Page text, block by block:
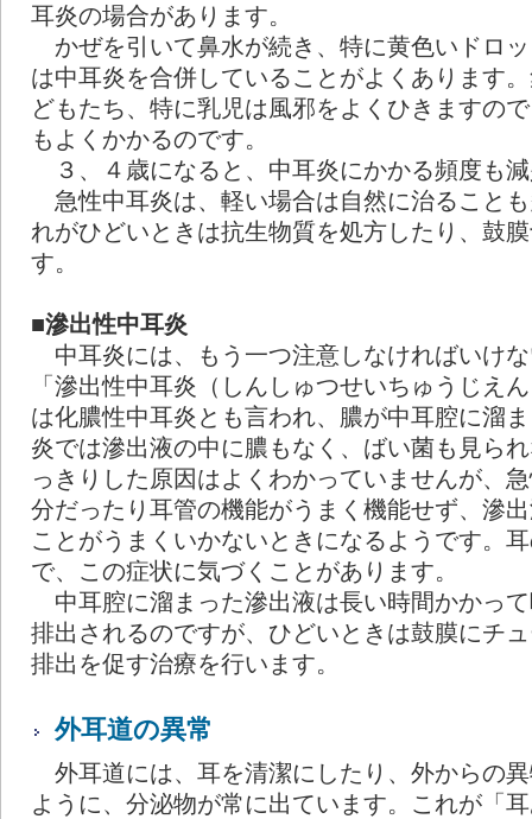
耳炎の場合があります。
かぜを引いて鼻水が続き、特に黄色いドロ
は中耳炎を合併していることがよくあります
どもたち、特に乳児は風邪をよくひきますの
もよくかかるのです。
３、４歳になると、中耳炎にかかる頻度も
急性中耳炎は、軽い場合は自然に治ること
れがひどいときは抗生物質を処方したり、鼓
す。
■滲出性中耳炎
中耳炎には、もう一つ注意しなければいけ
「滲出性中耳炎（しんしゅつせいちゅうじえ
は化膿性中耳炎とも言われ、膿が中耳腔に溜
炎では滲出液の中に膿もなく、ばい菌も見ら
っきりした原因はよくわかっていませんが、
分だったり耳管の機能がうまく機能せず、滲
ことがうまくいかないときになるようです。
で、この症状に気づくことがあります。
中耳腔に溜まった滲出液は長い時間かかっ
排出されるのですが、ひどいときは鼓膜にチ
排出を促す治療を行います。
外耳道の異常
外耳道には、耳を清潔にしたり、外からの
ように、分泌物が常に出ています。これが「